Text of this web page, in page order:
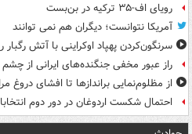
رویای اف-۳۵ ترکیه در بن‌بست
آمریکا نتوانست؛ دیگران هم نمی توانند
سرنگون‌کردن پهپاد اوکراینی با آتش
راز عبور مخفی جنگنده‌های ایرانی از
از مظلوم‌نمایی براندازها تا افشای دروغ
احتمال شکست اردوغان در دور دوم